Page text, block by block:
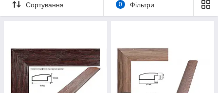
Сортування 0 Фільтри